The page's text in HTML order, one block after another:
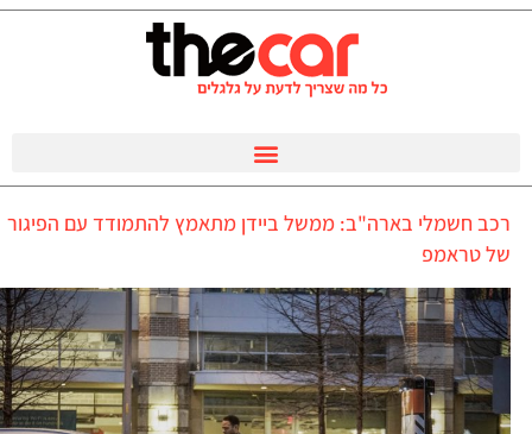
רכב חשמלי בארה"ב: ממשל ביידן מתאמץ להתמודד עם הפיגור
של טראמפ